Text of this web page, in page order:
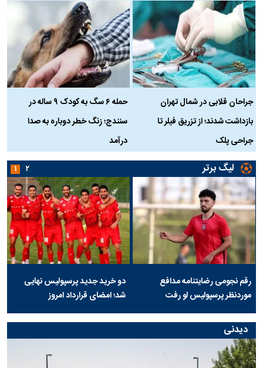
جراحان قلابی در شمال تهران
بازداشت شدند؛ از تزریق فیلر تا
جراحی پلک
حمله ۶ سگ به کودک ۹ ساله در
سنندج؛ زنگ خطر دوباره به صدا
درآمد
لیگ برتر
رقم نجومی رضایتنامه مدافع
موردنظر پرسپولیس لو رفت
دو خرید جدید پرسپولیس نهایی
شد؛ امضای قرارداد امروز
۱ ۲
دیدنی